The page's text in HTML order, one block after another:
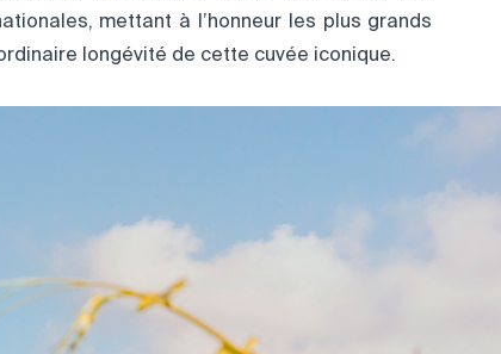
mettant à l’honneur les plus grands
longévité de cette cuvée iconique.